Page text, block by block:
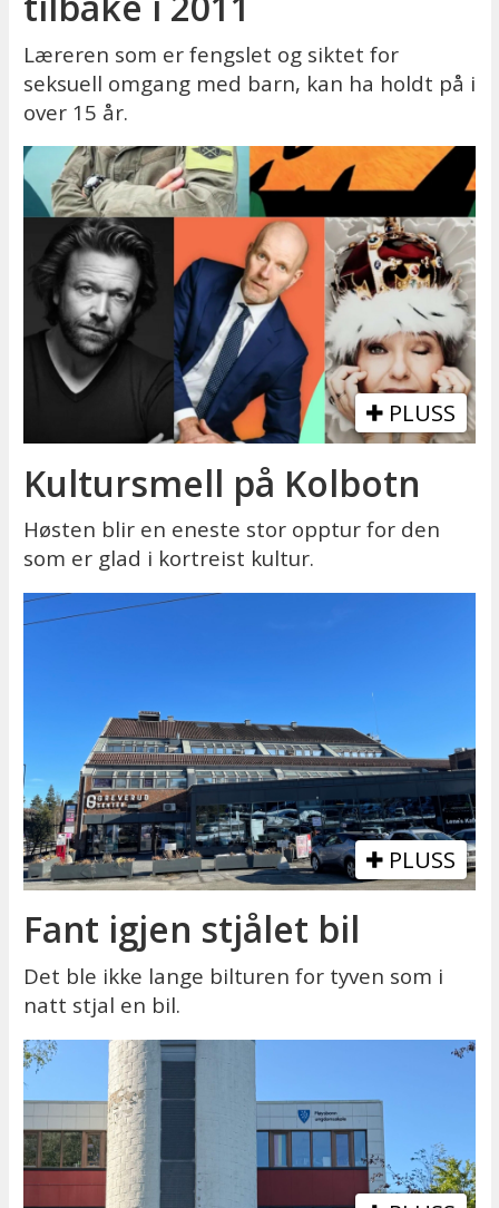
Læreren som er fengslet og siktet for
seksuell omgang med barn, kan ha holdt på i
over 15 år.
PLUSS
Kultursmell på Kolbotn
Høsten blir en eneste stor opptur for den
som er glad i kortreist kultur.
PLUSS
Fant igjen stjålet bil
Det ble ikke lange bilturen for tyven som i
natt stjal en bil.